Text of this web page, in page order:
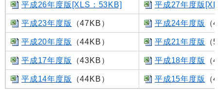
平成26年度版[XLS：53KB] 平成27年度版
平成23年度版 （47KB） 平成24年度版
平成20年度版 （44KB） 平成21年度版
平成17年度版 （43KB） 平成18年度版
平成14年度版 （44KB） 平成15年度版